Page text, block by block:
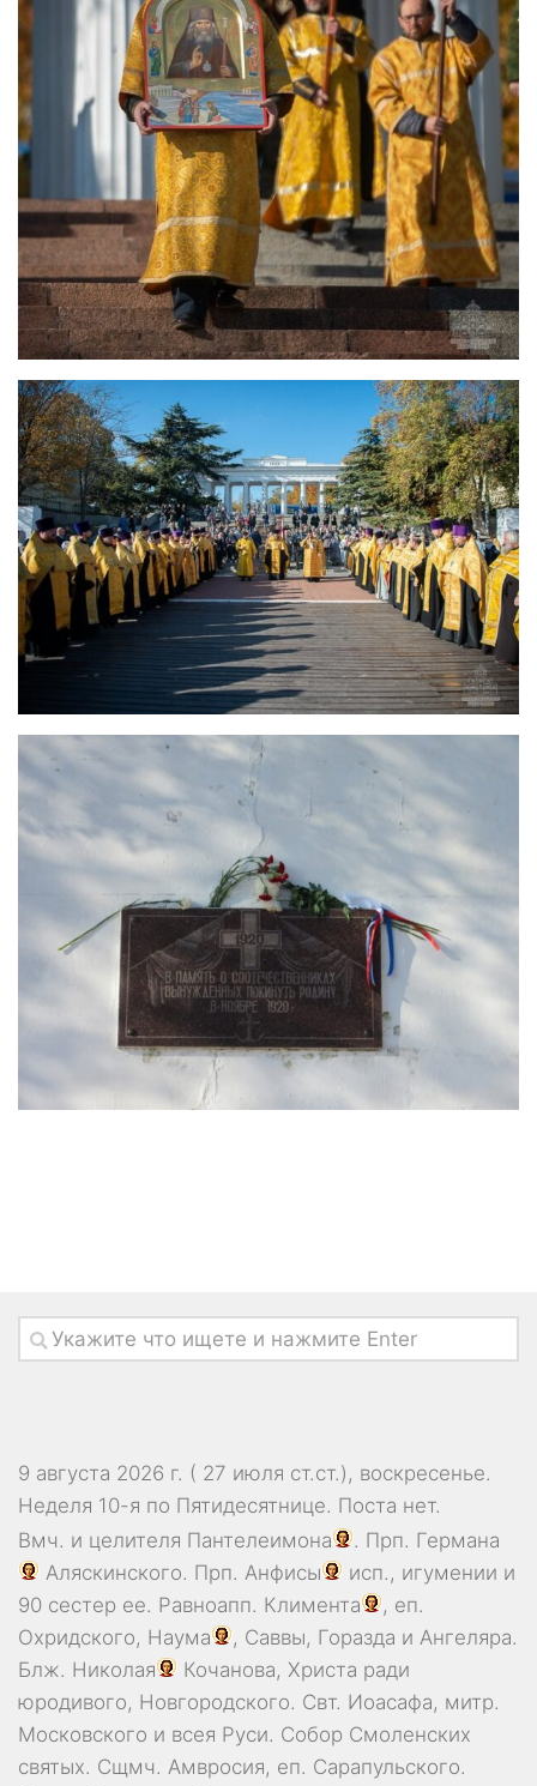
9 августа 2026 г. ( 27 июля ст.ст.), воскресенье.
Неделя 10-я по Пятидесятнице. Поста нет.
Вмч. и целителя Пантелеимона . Прп. Германа
Аляскинского. Прп. Анфисы
исп., игумении и
90 сестер ее. Равноапп. Климента
, еп.
Охридского, Наума , Саввы, Горазда и Ангеляра.
Блж. Николая
Кочанова, Христа ради
юродивого, Новгородского. Свт. Иоасафа, митр.
Московского и всея Руси. Собор Смоленских
святых. Сщмч. Амвросия, еп. Сарапульского.